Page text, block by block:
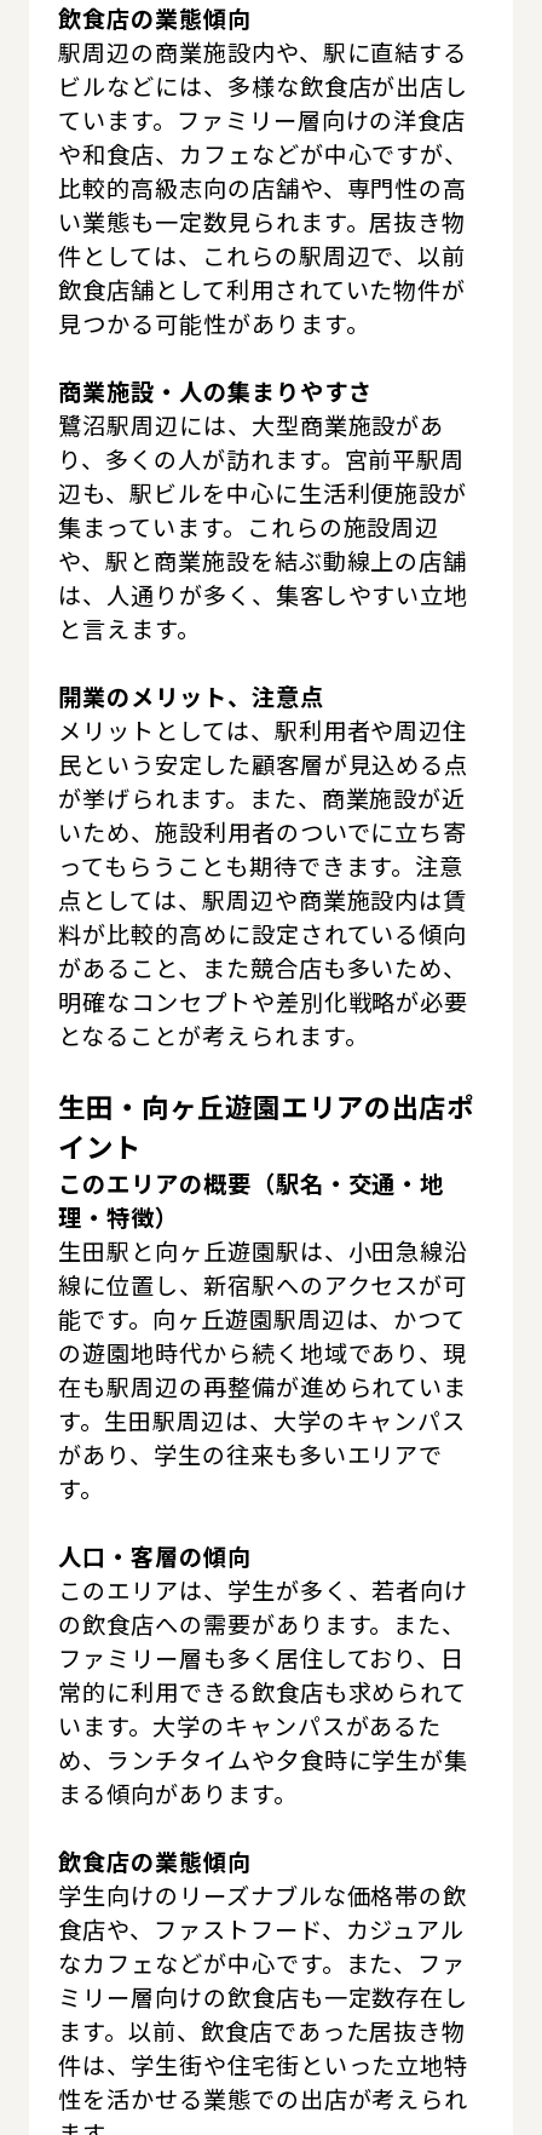
飲食店の業態傾向
駅周辺の商業施設内や、駅に直結する
ビルなどには、多様な飲食店が出店し
ています。ファミリー層向けの洋食店
や和食店、カフェなどが中心ですが、
比較的高級志向の店舗や、専門性の高
い業態も一定数見られます。居抜き物
件としては、これらの駅周辺で、以前
飲食店舗として利用されていた物件が
見つかる可能性があります。
商業施設・人の集まりやすさ
鷺沼駅周辺には、大型商業施設があ
り、多くの人が訪れます。宮前平駅周
辺も、駅ビルを中心に生活利便施設が
集まっています。これらの施設周辺
や、駅と商業施設を結ぶ動線上の店舗
は、人通りが多く、集客しやすい立地
と言えます。
開業のメリット、注意点
メリットとしては、駅利用者や周辺住
民という安定した顧客層が見込める点
が挙げられます。また、商業施設が近
いため、施設利用者のついでに立ち寄
ってもらうことも期待できます。注意
点としては、駅周辺や商業施設内は賃
料が比較的高めに設定されている傾向
があること、また競合店も多いため、
明確なコンセプトや差別化戦略が必要
となることが考えられます。
生田・向ヶ丘遊園エリアの出店ポ
イント
このエリアの概要（駅名・交通・地
理・特徴）
生田駅と向ヶ丘遊園駅は、小田急線沿
線に位置し、新宿駅へのアクセスが可
能です。向ヶ丘遊園駅周辺は、かつて
の遊園地時代から続く地域であり、現
在も駅周辺の再整備が進められていま
す。生田駅周辺は、大学のキャンパス
があり、学生の往来も多いエリアで
す。
人口・客層の傾向
このエリアは、学生が多く、若者向け
の飲食店への需要があります。また、
ファミリー層も多く居住しており、日
常的に利用できる飲食店も求められて
います。大学のキャンパスがあるた
め、ランチタイムや夕食時に学生が集
まる傾向があります。
飲食店の業態傾向
学生向けのリーズナブルな価格帯の飲
食店や、ファストフード、カジュアル
なカフェなどが中心です。また、ファ
ミリー層向けの飲食店も一定数存在し
ます。以前、飲食店であった居抜き物
件は、学生街や住宅街といった立地特
性を活かせる業態での出店が考えられ